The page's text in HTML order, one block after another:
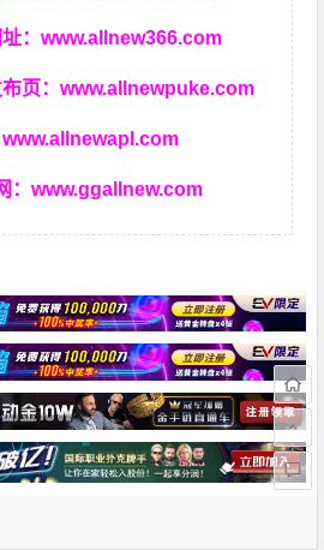
：www.allnew366.com
页：www.allnewpuke.com
www.allnewapl.com
：www.ggallnew.com